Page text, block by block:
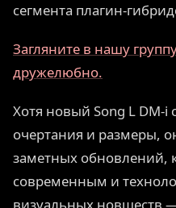
сегмента плагин-
Загляните в нашу
дружелюбно.
Хотя новый Song L DM-
очертания и размеры,
заметных обновлений,
современным и